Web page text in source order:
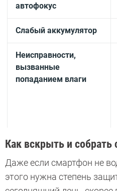
автофокус
Слабый аккумулятор
Неисправности,
вызванные
попаданием влаги
Как вскрыть и собрать
Даже если смартфон не
этого нужна степень